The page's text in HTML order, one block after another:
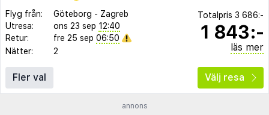
Flyg från: Göteborg - Zagreb
Utresa:
ons 23 sep 12:40
Retur:
fre 25 sep 06:50
Nätter:
2
Totalpris 3 686:-
1 843:-
läs mer
Fler val Välj resa
annons